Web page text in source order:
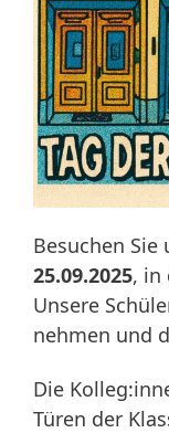
Besuchen Sie
25.09.2025, in
Unsere
nehmen und
Die
Türen der